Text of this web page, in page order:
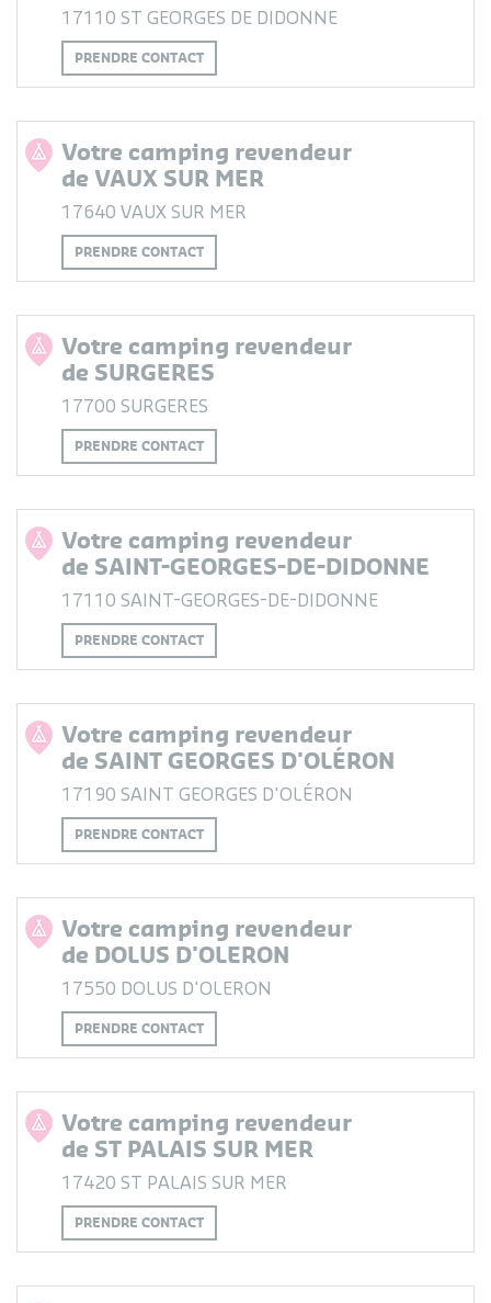
17110 ST GEORGES DE DIDONNE
PRENDRE CONTACT
Votre camping revendeur
de VAUX SUR MER
17640 VAUX SUR MER
PRENDRE CONTACT
Votre camping revendeur
de SURGERES
17700 SURGERES
PRENDRE CONTACT
Votre camping revendeur
de SAINT-GEORGES-DE-DIDONNE
17110 SAINT-GEORGES-DE-DIDONNE
PRENDRE CONTACT
Votre camping revendeur
de SAINT GEORGES D'OLÉRON
17190 SAINT GEORGES D'OLÉRON
PRENDRE CONTACT
Votre camping revendeur
de DOLUS D'OLERON
17550 DOLUS D'OLERON
PRENDRE CONTACT
Votre camping revendeur
de ST PALAIS SUR MER
17420 ST PALAIS SUR MER
PRENDRE CONTACT